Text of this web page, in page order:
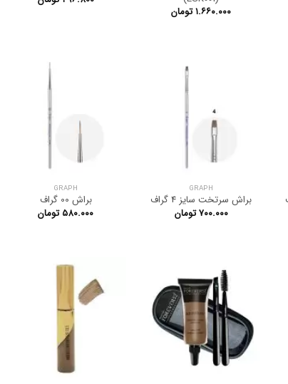
۱.۶۶۰.۰۰۰تومان
GRAPH
براش سرتخت سایز 4 گراف
۷۰۰.۰۰۰ تومان
GRAPH
براش 00 گراف
۵۸۰.۰۰۰ تومان